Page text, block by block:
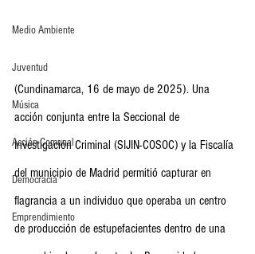
Medio Ambiente
Juventud
Música
Acción Comunal
Democracia
Emprendimiento
(Cundinamarca, 16 de mayo de 2025). Una
acción conjunta entre la Seccional de
Investigación Criminal (SIJIN-COSOC) y la Fiscalía
del municipio de Madrid permitió capturar en
flagrancia a un individuo que operaba un centro
de producción de estupefacientes dentro de una